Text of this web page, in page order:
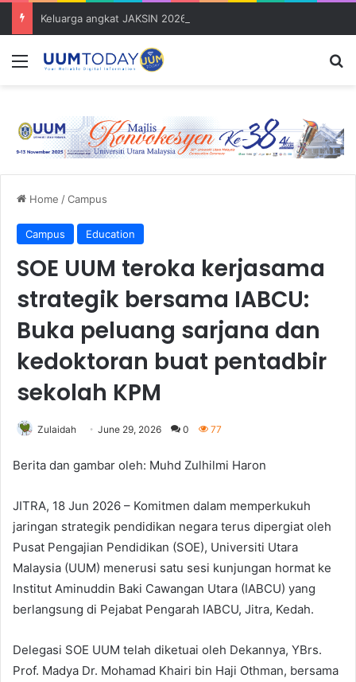
Menu
Home /Campus
Campus Education
SOE UUM teroka kerjasama
strategik bersama IABCU:
Buka peluang sarjana dan
kedoktoran buat pentadbir
sekolah KPM
Zulaidah June 29, 2026 0 77
Berita dan gambar oleh: Muhd Zulhilmi Haron
JITRA, 18 Jun 2026 – Komitmen dalam memperkukuh
jaringan strategik pendidikan negara terus dipergiat oleh
Pusat Pengajian Pendidikan (SOE), Universiti Utara
Malaysia (UUM) menerusi satu sesi kunjungan hormat ke
Institut Aminuddin Baki Cawangan Utara (IABCU) yang
berlangsung di Pejabat Pengarah IABCU, Jitra, Kedah.
Delegasi SOE UUM telah diketuai oleh Dekannya, YBrs.
Prof. Madya Dr. Mohamad Khairi bin Haji Othman, bersama